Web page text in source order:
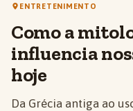
ENTRETENIMENTO
Como a
influencia
hoje
Da Grécia antiga ao